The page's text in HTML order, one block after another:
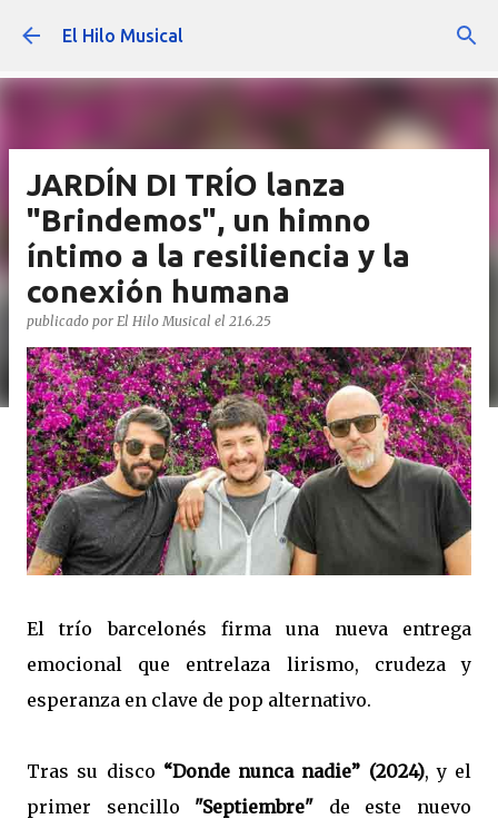
Ir al contenido principal
El Hilo Musical
JARDÍN DI TRÍO lanza
"Brindemos", un himno
íntimo a la resiliencia y la
conexión humana
publicado por El Hilo Musical el 21.6.25
El trío barcelonés firma una nueva entrega
emocional que entrelaza lirismo, crudeza y
esperanza en clave de pop alternativo.
Tras su disco “Donde nunca nadie” (2024), y el
primer sencillo "Septiembre" de este nuevo